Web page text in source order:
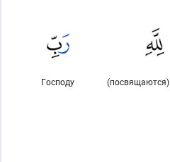
(посвящаются)
Господу